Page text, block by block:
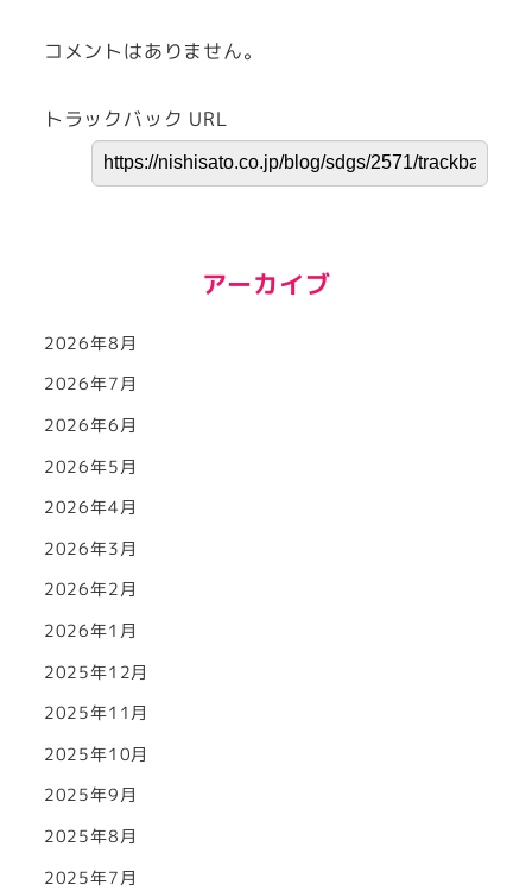
コメントはありません。
トラックバック URL
アーカイブ
2026年8月
2026年7月
2026年6月
2026年5月
2026年4月
2026年3月
2026年2月
2026年1月
2025年12月
2025年11月
2025年10月
2025年9月
2025年8月
2025年7月